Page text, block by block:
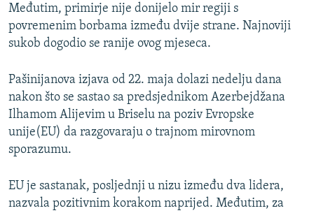
Međutim, primirje nije donijelo mir regiji s
povremenim borbama između dvije strane. Najnoviji
sukob dogodio se ranije ovog mjeseca.
Pašinijanova izjava od 22. maja dolazi nedelju dana
nakon što se sastao sa predsjednikom Azerbejdžana
Ilhamom Alijevim u Briselu na poziv Evropske
unije(EU) da razgovaraju o trajnom mirovnom
sporazumu.
EU je sastanak, posljednji u nizu između dva lidera,
nazvala pozitivnim korakom naprijed. Međutim, za